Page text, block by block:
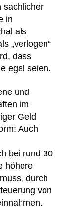
sachlicher
in
als
„verlogen“
dass
egal seien.
und
im
Geld
Auch
bei rund 30
höhere
durch
von